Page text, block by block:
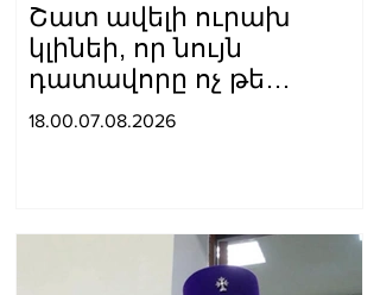
Շատ ավելի ուրախ
կլինեի, որ նույն
դատավորը ոչ թե
բացարկ հայտներ, այլ
18.00.07.08.2026